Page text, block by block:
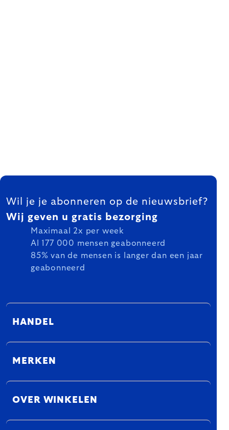
FOOTER
Wil je je abonneren op de nieuwsbrief?
Wij geven u gratis bezorging
Maximaal 2x per week
Al 177 000 mensen geabonneerd
85% van de mensen is langer dan een jaar
geabonneerd
HANDEL
MERKEN
OVER WINKELEN